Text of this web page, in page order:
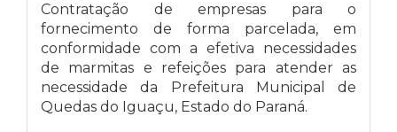
Contratação de empresas para o
fornecimento de forma parcelada, em
conformidade com a efetiva necessidades
de marmitas e refeições para atender as
necessidade da Prefeitura Municipal de
Quedas do Iguaçu, Estado do Paraná.